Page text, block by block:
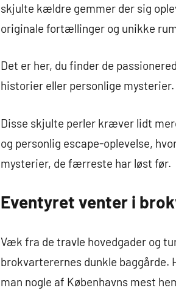
skjulte kældre gemmer der sig
originale fortællinger og unikke
Det er her, du finder de
historier eller personlige mysterier.
Disse skjulte perler kræver lidt
og personlig escape-oplevelse,
mysterier, de færreste har løst før.
Eventyret venter i
Væk fra de travle hovedgader og
brokvarterernes dunkle baggårde.
man nogle af Københavns mest